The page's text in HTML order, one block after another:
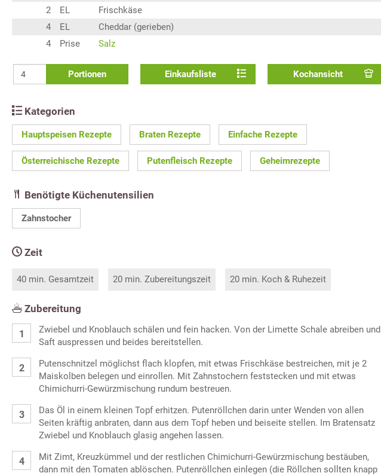
2
EL
Frischkäse
4
EL
Cheddar (gerieben)
4
Prise Salz
Portionen Einkaufsliste Kochansicht
Kategorien
Hauptspeisen Rezepte Braten Rezepte Einfache Rezepte
Österreichische Rezepte Putenfleisch Rezepte Geheimrezepte
Benötigte Küchenutensilien
Zahnstocher
Zeit
40 min. Gesamtzeit 20 min. Zubereitungszeit 20 min. Koch & Ruhezeit
Zubereitung
Zwiebel und Knoblauch schälen und fein hacken. Von der Limette Schale abreiben und
Saft auspressen und beides bereitstellen.
Putenschnitzel möglichst flach klopfen, mit etwas Frischkäse bestreichen, mit je 2
Maiskolben belegen und einrollen. Mit Zahnstochern feststecken und mit etwas
Chimichurri-Gewürzmischung rundum bestreuen.
Das Öl in einem kleinen Topf erhitzen. Putenröllchen darin unter Wenden von allen
Seiten kräftig anbraten, dann aus dem Topf heben und beiseite stellen. Im Bratensatz
Zwiebel und Knoblauch glasig angehen lassen.
Mit Zimt, Kreuzkümmel und der restlichen Chimichurri-Gewürzmischung bestäuben,
dann mit den Tomaten ablöschen. Putenröllchen einlegen (die Röllchen sollten knapp